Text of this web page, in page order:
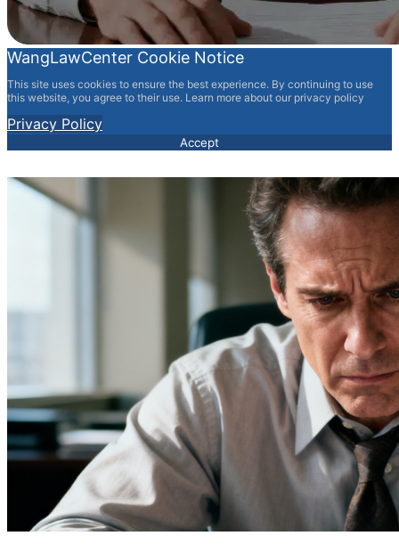
WangLawCenter Cookie Notice
This site uses cookies to ensure the best experience. By continuing to use
this website, you agree to their use. Learn more about our privacy policy
Privacy Policy
Accept